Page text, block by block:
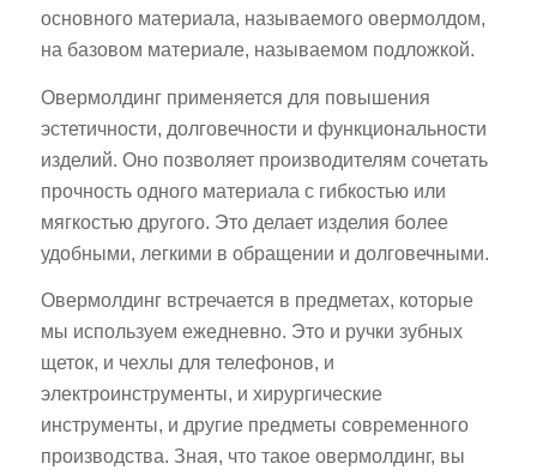
основного материала, называемого овермолдом,
на базовом материале, называемом подложкой.
Овермолдинг применяется для повышения
эстетичности, долговечности и функциональности
изделий. Оно позволяет производителям сочетать
прочность одного материала с гибкостью или
мягкостью другого. Это делает изделия более
удобными, легкими в обращении и долговечными.
Овермолдинг встречается в предметах, которые
мы используем ежедневно. Это и ручки зубных
щеток, и чехлы для телефонов, и
электроинструменты, и хирургические
инструменты, и другие предметы современного
производства. Зная, что такое овермолдинг, вы